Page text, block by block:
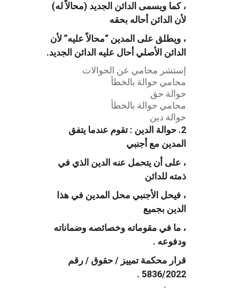
، كما ويسمى الدائن الجديد (محالاً له)
لأن الدائن أحاله بحقه
، ويطلق على المدين “محالاً عليه” لأن
الدائن الأصلي أحال عليه الدائن الجديد.
إستشر محامي عن الحوالات
محامي حوالة بالخطأ
حوالة حق
محامي حوالة بالخطأ
حوالة دين
2. حوالة الدين : تقوم عندما يتفق
المدين مع أجنبي
، على أن يتحمل عنه الدين الذي في
ذمته للدائن
، فيحل الأجنبي محل المدين في هذا
الدين بجميع
، ما في مقوماته وخصائصه وضماناته
ودفوعه .
قرار محكمة تمييز / حقوق / رقم
5836/2022 .